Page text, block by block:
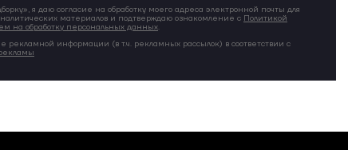
я даю согласие на обработку моего адреса электронной почты для
материалов и подтверждаю ознакомление с Политикой
на обработку персональных данных.
рекламной информации (в т.ч. рекламных рассылок) в соответствии с